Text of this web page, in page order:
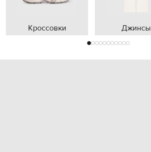
Кроссовки Джинсы